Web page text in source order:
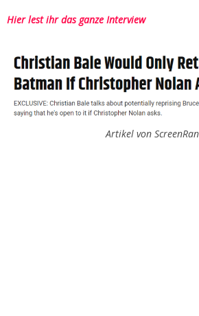
Hier lest ihr das ganze Interview
Artikel von